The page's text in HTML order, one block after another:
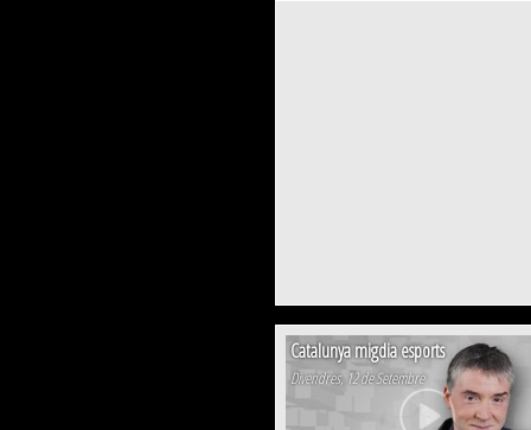
Catalunya migdia esports
Divendres, 12 de Setembre